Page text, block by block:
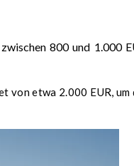
800 und 1.000
von etwa 2.000 EUR, um